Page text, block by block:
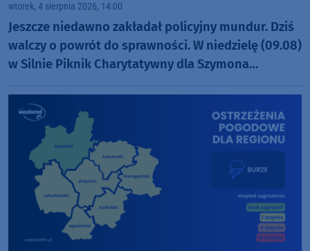
wtorek, 4 sierpnia 2026, 14:00
Jeszcze niedawno zakładał policyjny mundur. Dziś
walczy o powrót do sprawności. W niedzielę (09.08)
w Silnie Piknik Charytatywny dla Szymona